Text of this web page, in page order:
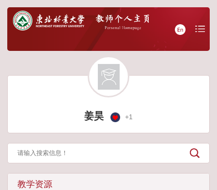
姜昊 +1
教学资源